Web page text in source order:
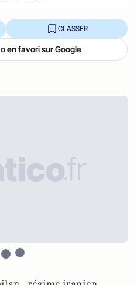
CLASSER
en favori sur Google